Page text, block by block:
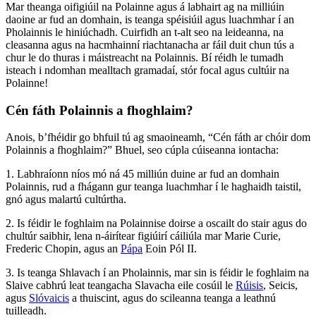
Mar theanga oifigiúil na Polainne agus á labhairt ag na milliúin
daoine ar fud an domhain, is teanga spéisiúil agus luachmhar í an
Pholainnis le hiniúchadh. Cuirfidh an t-alt seo na leideanna, na
cleasanna agus na hacmhainní riachtanacha ar fáil duit chun tús a
chur le do thuras i máistreacht na Polainnis. Bí réidh le tumadh
isteach i ndomhan mealltach gramadaí, stór focal agus cultúir na
Polainne!
Cén fáth Polainnis a fhoghlaim?
Anois, b’fhéidir go bhfuil tú ag smaoineamh, “Cén fáth ar chóir dom
Polainnis a fhoghlaim?” Bhuel, seo cúpla cúiseanna iontacha:
1. Labhraíonn níos mó ná 45 milliún duine ar fud an domhain
Polainnis, rud a fhágann gur teanga luachmhar í le haghaidh taistil,
gnó agus malartú cultúrtha.
2. Is féidir le foghlaim na Polainnise doirse a oscailt do stair agus do
chultúr saibhir, lena n-áirítear figiúirí cáiliúla mar Marie Curie,
Frederic Chopin, agus an Pápa Eoin Pól II.
3. Is teanga Shlavach í an Pholainnis, mar sin is féidir le foghlaim na
Slaive cabhrú leat teangacha Slavacha eile cosúil le Rúisis, Seicis,
agus Slóvaicis a thuiscint, agus do scileanna teanga a leathnú
tuilleadh.